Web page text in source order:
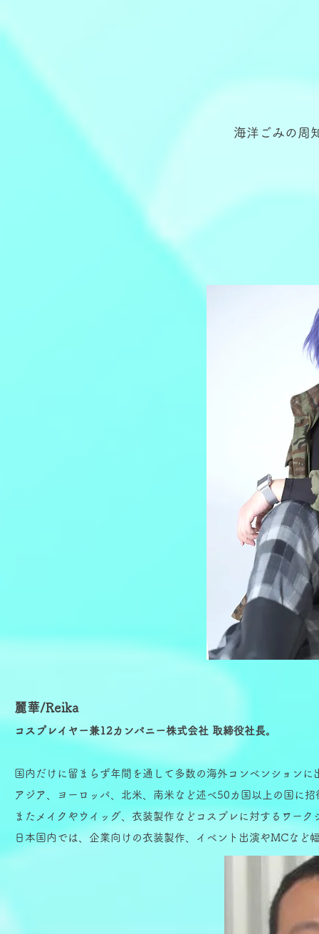
海洋ごみの周
麗華/Reika
コスプレイヤー兼12カンパニー株式会社 取締役社長。
国内だけに留まらず年間を通して多数の海外コンベンション
アジア、ヨーロッパ、北米、南米など述べ50カ国以上の国に
またメイクやウイッグ、衣装製作などコスプレに対するワー
日本国内では、企業向けの衣装製作、イベント出演やMCなど